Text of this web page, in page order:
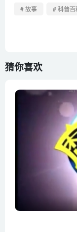
# 故事
# 科普百
猜你喜欢